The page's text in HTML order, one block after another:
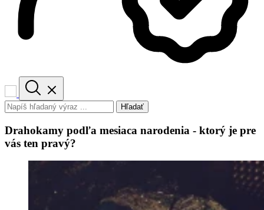
Hľadať
Drahokamy podľa mesiaca narodenia - ktorý je pre
vás ten pravý?